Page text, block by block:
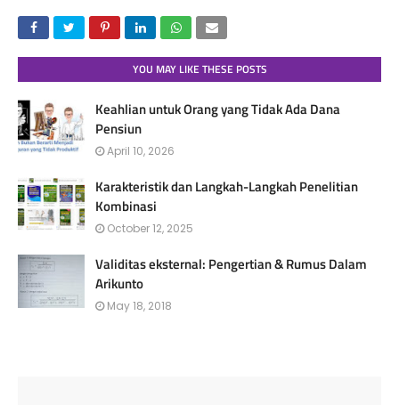
YOU MAY LIKE THESE POSTS
Keahlian untuk Orang yang Tidak Ada Dana
Pensiun
April 10, 2026
Karakteristik dan Langkah-Langkah Penelitian
Kombinasi
October 12, 2025
Validitas eksternal: Pengertian & Rumus Dalam
Arikunto
May 18, 2018